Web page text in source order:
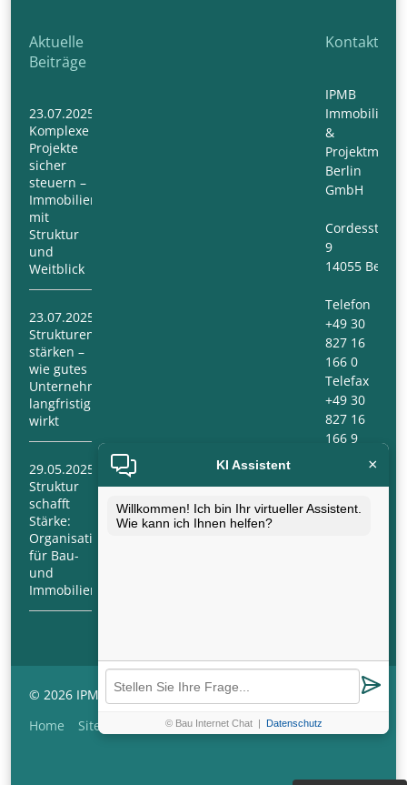
Aktuelle
Beiträge
23.07.2025
Komplexe
Projekte
sicher
steuern –
Immobilienmanagement
mit
Struktur
und
Weitblick
23.07.2025
Strukturen
stärken –
wie gutes
Unternehmensmanagement
langfristig
wirkt
29.05.2025
Struktur
schafft
Stärke:
Organisationsberatung
für Bau-
und
Immobilienunternehmen
Kontakt
IPMB
Immobilien-
&
Berlin
GmbH
Cordesstraße
9
14055 Berlin
Telefon
+49 30
827 16
166 0
Telefax
+49 30
827 16
166 9
info@ipm-
berlin.com
© 2026 IPMB Immobilien- & Projektmanagement Berlin
Navigation
Home Sitemap AGB Impressum Datenschutz
KI Assistent ×
Willkommen! Ich bin Ihr virtueller Assistent.
Wie kann ich Ihnen helfen?
© Bau Internet Chat| Datenschutz